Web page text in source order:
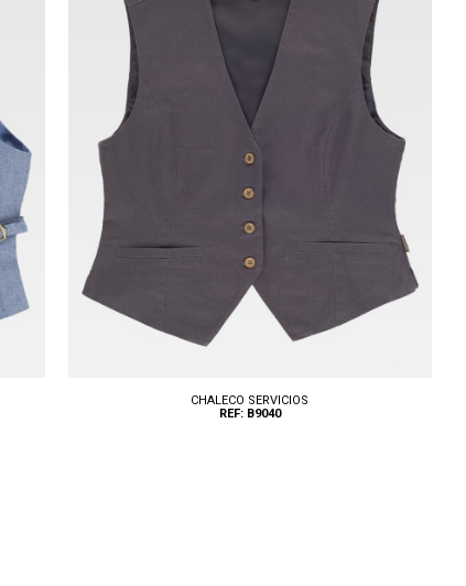
Tallas: S, M, L, XL, XXL
CHALECO SERVICIOS
REF: B9040